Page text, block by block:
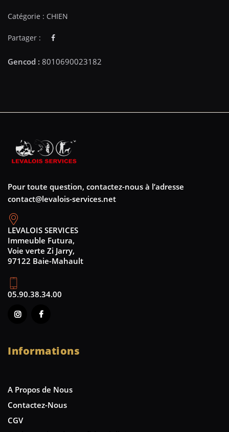
Catégorie : CHIEN
Partager :
Pour toute question, contactez-nous à l’adresse
contact@levalois-services.net
LEVALOIS SERVICES
Immeuble Futura,
Voie verte Zi Jarry,
97122 Baie-Mahault
05.90.38.34.00
Informations
A Propos de Nous
Contactez-Nous
CGV